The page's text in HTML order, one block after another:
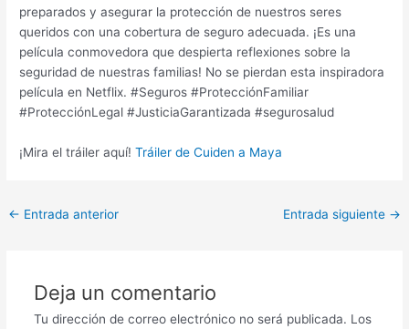
preparados y asegurar la protección de nuestros seres
queridos con una cobertura de seguro adecuada. ¡Es una
película conmovedora que despierta reflexiones sobre la
seguridad de nuestras familias! No se pierdan esta inspiradora
película en Netflix. #Seguros #ProtecciónFamiliar
#ProtecciónLegal #JusticiaGarantizada #segurosalud
¡Mira el tráiler aquí!Tráiler de Cuiden a Maya
← Entrada anterior Entrada siguiente →
Deja un comentario
Tu dirección de correo electrónico no será publicada. Los